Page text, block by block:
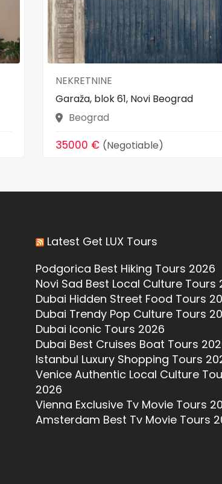
NEKRETNINE
Garaža, blok 61, Novi Beograd
Beograd
35000 € (Negotiable)
Latest Get LUX Tours
Podgorica Best Hiking Tours 2026
Novi Sad Best Local Culture Tours
Dubai Hidden Street Food Tours
Dubai Trendy Pop Culture Tours
Dubai Iconic Tours 2026
Dubai Best Cruises Boat Tours
Istanbul Luxury Shopping Tours
Venice Authentic Local Culture
2026
Vienna Exclusive Tv Movie Tours
Amsterdam Best Tv Movie Tours